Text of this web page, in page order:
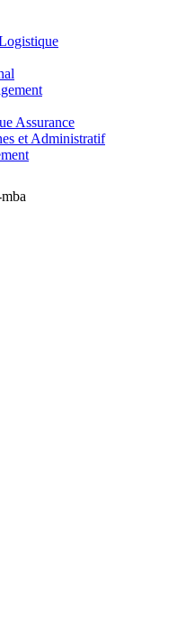
Assurance
et Administratif